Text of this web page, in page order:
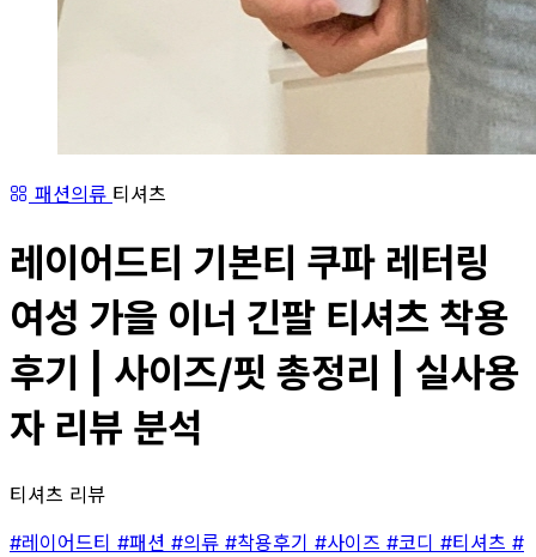
패션의류 티셔츠
레이어드티 기본티 쿠파 레터링
여성 가을 이너 긴팔 티셔츠 착용
후기 | 사이즈/핏 총정리 | 실사용
자 리뷰 분석
티셔츠 리뷰
#레이어드티 #패션 #의류 #착용후기 #사이즈 #코디 #티셔츠 #